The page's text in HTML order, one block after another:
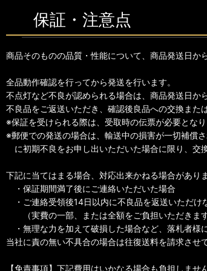
保証・注意点
商品そのものの品質・性能について、商品発送日か
全品動作確認を行ってから発送を行います。
不点灯など不良が認められる場合は、商品発送日か
不良品をご返送いただき、確認後良品への交換また
※保証を受けられる際は、受取時の伝票が必要とな
※郵便での発送の場合は、輸送中の損害が一切補償
に初期不良をお申し出いただいた場合に限り、交
下記に当てはまる場合、対応出来かねる場合があり
・保証期間満了後にご連絡いただいた場合
・ご連絡受領後14日以内に不良品を返送いただけ
（実費の一部、または全額をご負担いただきます
・無理な力を加えて破損した場合など、落札者様
当社に責の無い不具合の場合は往復送料を請求させ
【免責事項】下記費用はいかなる場合も負担しません